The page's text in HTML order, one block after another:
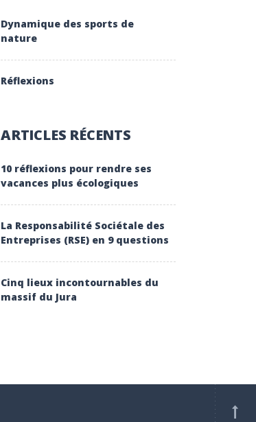
Dynamique des sports de
nature
Réflexions
ARTICLES RÉCENTS
10 réflexions pour rendre ses
vacances plus écologiques
La Responsabilité Sociétale des
Entreprises (RSE) en 9 questions
Cinq lieux incontournables du
massif du Jura